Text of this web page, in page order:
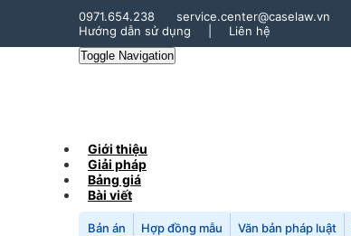
0971.654.238
service.center@caselaw.vn
Hướng dẫn sử dụng
Liên hệ
Toggle Navigation
Giới thiệu
Giải pháp
Bảng giá
Bài viết
Bản án Hợp đồng mẫu Văn bản pháp luật